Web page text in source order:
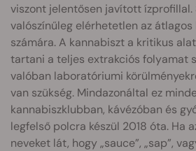
viszont jelentősen javított ízprofillal.
valószínűleg elérhetetlen az
számára. A kannabiszt a kritikus
tartani a teljes extrakciós folyamat
valóban laboratóriumi
van szükség. Mindazonáltal ez
kannabiszklubban, kávézóban és
legfelső polcra készül 2018 óta. Ha
neveket lát, hogy „sauce”, „sap”,